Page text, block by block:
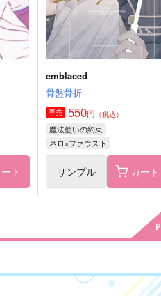
細 サンプル 作品詳細
ト
emblaced
骨盤骨折
専売 550円 （税込）
魔法使いの約束
ネロ×ファウスト
サンプル カート